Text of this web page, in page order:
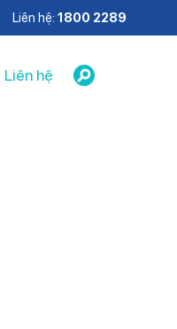
Liên hệ: 1800 2289
Liên hệ